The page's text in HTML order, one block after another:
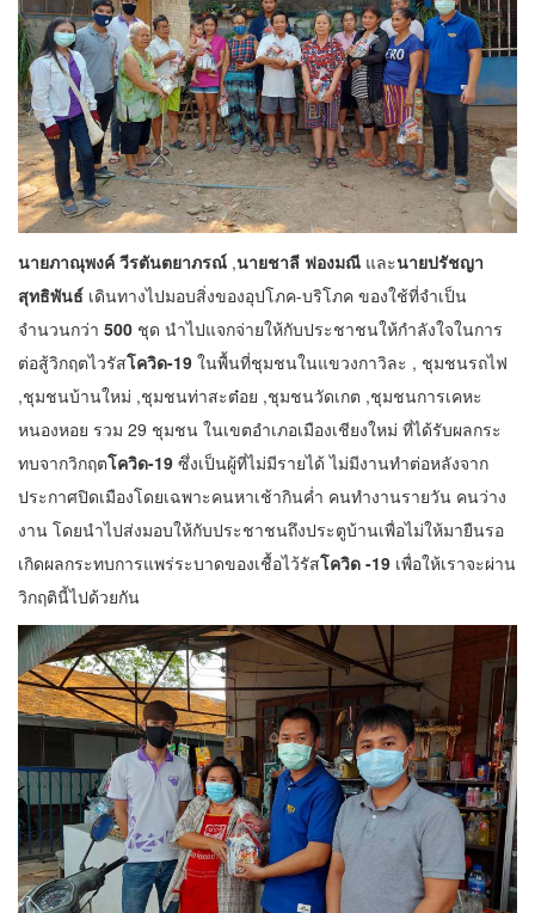
นายภาณุพงค์ วีรตันตยาภรณ์ ,นายชาลี ฟองมณี และนายปรัชญา
สุทธิพันธ์ เดินทางไปมอบสิ่งของอุปโภค-บริโภค ของใช้ที่จำเป็น
จำนวนกว่า 500 ชุด นำไปแจกจ่ายให้กับประชาชนให้กำลังใจในการ
ต่อสู้วิกฤตไวรัสโควิด-19 ในพื้นที่ชุมชนในแขวงกาวิละ , ชุมชนรถไฟ
,ชุมชนบ้านใหม่ ,ชุมชนท่าสะต๋อย ,ชุมชนวัดเกต ,ชุมชนการเคหะ
หนองหอย รวม 29 ชุมชน ในเขตอำเภอเมืองเชียงใหม่ ที่ได้รับผลกระ
ทบจากวิกฤตโควิด-19 ซึ่งเป็นผู้ที่ไม่มีรายได้ ไม่มีงานทำต่อหลังจาก
ประกาศปิดเมืองโดยเฉพาะคนหาเช้ากินค่ำ คนทำงานรายวัน คนว่าง
งาน โดยนำไปส่งมอบให้กับประชาชนถึงประตูบ้านเพื่อไม่ให้มายืนรอ
เกิดผลกระทบการแพร่ระบาดของเชื้อไว้รัสโควิด -19 เพื่อให้เราจะผ่าน
วิกฤตินี้ไปด้วยกัน